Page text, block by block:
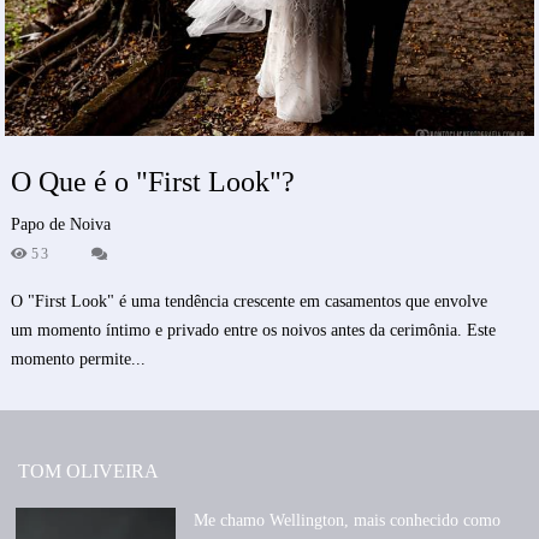
O Que é o "First Look"?
Papo de Noiva
53
O "First Look" é uma tendência crescente em casamentos que envolve
um momento íntimo e privado entre os noivos antes da cerimônia. Este
momento permite...
TOM OLIVEIRA
Me chamo Wellington, mais conhecido como